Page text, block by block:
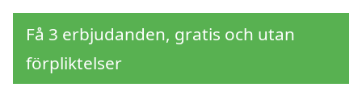
Få 3 erbjudanden, gratis och utan
förpliktelser